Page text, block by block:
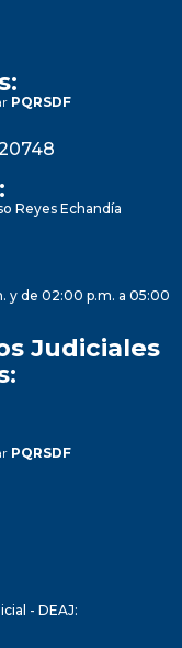
PQRSDF
Reyes Echandía
y de 02:00 p.m. a 05:00
Judiciales
PQRSDF
- DEAJ: